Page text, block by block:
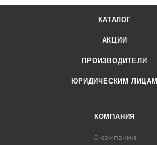
Высота покрытия (мм) 10
КАТАЛОГ
АКЦИИ
ПРОИЗВОДИТЕЛИ
ЮРИДИЧЕСКИМ ЛИЦАМ
КОМПАНИЯ
О компании